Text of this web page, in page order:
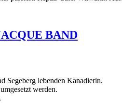
BAND
Segeberg lebenden Kanadierin.
werden.